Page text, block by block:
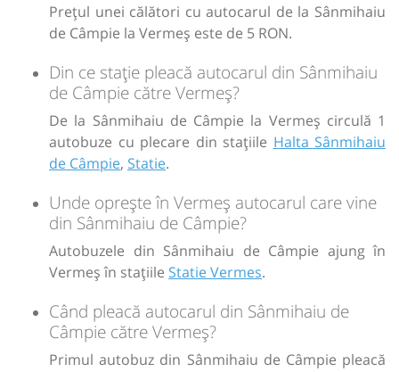
Prețul unei călători cu autocarul de la Sânmihaiu
de Câmpie la Vermeș este de 5 RON.
Din ce stație pleacă autocarul din Sânmihaiu
de Câmpie către Vermeș?
De la Sânmihaiu de Câmpie la Vermeș circulă 1
autobuze cu plecare din stațiile Halta Sânmihaiu
de Câmpie, Statie.
Unde oprește în Vermeș autocarul care vine
din Sânmihaiu de Câmpie?
Autobuzele din Sânmihaiu de Câmpie ajung în
Vermeș în stațiile Statie Vermes.
Când pleacă autocarul din Sânmihaiu de
Câmpie către Vermeș?
Primul autobuz din Sânmihaiu de Câmpie pleacă